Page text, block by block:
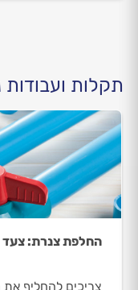
תקלות ועבודות
החלפת צנרת:
צריכים להחליף